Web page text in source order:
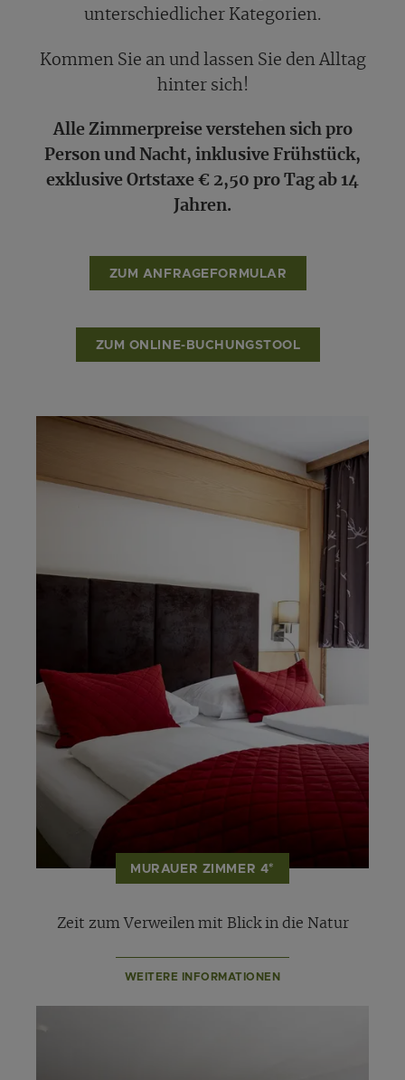
unterschiedlicher Kategorien.
Kommen Sie an und lassen Sie den Alltag
hinter sich!
Alle Zimmerpreise verstehen sich pro
Person und Nacht, inklusive Frühstück,
exklusive Ortstaxe € 2,50 pro Tag ab 14
Jahren.
ZUM ANFRAGEFORMULAR
ZUM ONLINE-BUCHUNGSTOOL
MURAUER ZIMMER 4*
Zeit zum Verweilen mit Blick in die Natur
WEITERE INFORMATIONEN